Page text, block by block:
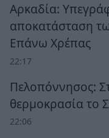
Αρκαδία:
αποκατάσταση
Επάνω Χρέπας
22:17
Πελοπόννησος:
θερμοκρασία το
22:06